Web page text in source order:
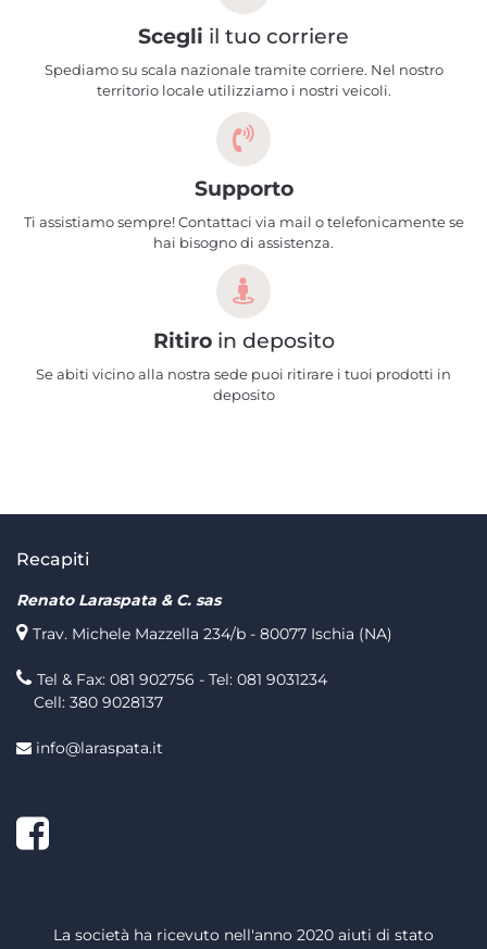
Scegli il tuo corriere
Spediamo su scala nazionale tramite corriere. Nel nostro
territorio locale utilizziamo i nostri veicoli.
Supporto
Ti assistiamo sempre! Contattaci via mail o telefonicamente se
hai bisogno di assistenza.
Ritiroin deposito
Se abiti vicino alla nostra sede puoi ritirare i tuoi prodotti in
deposito
Recapiti
Renato Laraspata & C. sas
Trav. Michele Mazzella 234/b - 80077 Ischia (NA)
Tel & Fax: 081 902756 - Tel: 081 9031234
Cell: 380 9028137
info@laraspata.it
Facebook
La società ha ricevuto nell'anno 2020 aiuti di stato